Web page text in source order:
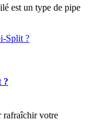
est un type de pipe
?
rafraîchir votre